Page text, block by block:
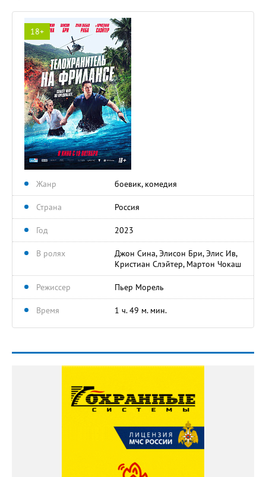
18+
Жанр боевик, комедия
Страна Россия
Год 2023
В ролях
Джон Сина, Элисон Бри, Элис Ив,
Кристиан Слэйтер, Мартон Чокаш
Режиссер Пьер Морель
Время 1 ч. 49 м. мин.